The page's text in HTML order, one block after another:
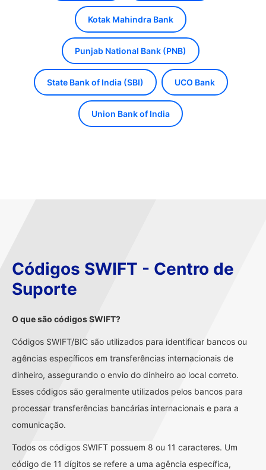
Kotak Mahindra Bank
Punjab National Bank (PNB)
State Bank of India (SBI) UCO Bank
Union Bank of India
Códigos SWIFT - Centro de
Suporte
O que são códigos SWIFT?
Códigos SWIFT/BIC são utilizados para identificar bancos ou
agências específicos em transferências internacionais de
dinheiro, assegurando o envio do dinheiro ao local correto.
Esses códigos são geralmente utilizados pelos bancos para
processar transferências bancárias internacionais e para a
comunicação.
Todos os códigos SWIFT possuem 8 ou 11 caracteres. Um
código de 11 dígitos se refere a uma agência específica,